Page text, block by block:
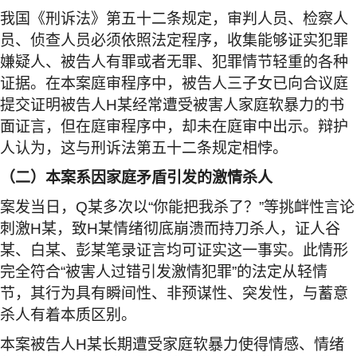
我国《刑诉法》第五十二条规定，审判人员、检察人
员、侦查人员必须依照法定程序，收集能够证实犯罪
嫌疑人、被告人有罪或者无罪、犯罪情节轻重的各种
证据。在本案庭审程序中，被告人三子女已向合议庭
提交证明被告人H某经常遭受被害人家庭软暴力的书
面证言，但在庭审程序中，却未在庭审中出示。辩护
人认为，这与刑诉法第五十二条规定相悖。
（二）本案系因家庭矛盾引发的激情杀人
案发当日， Q某多次以“你能把我杀了？ ”等挑衅性言论
刺激H某，致H某情绪彻底崩溃而持刀杀人，证人谷
某、白某、彭某笔录证言均可证实这一事实。此情形
完全符合“被害人过错引发激情犯罪”的法定从轻情
节，其行为具有瞬间性、非预谋性、突发性，与蓄意
杀人有着本质区别。
本案被告人H某长期遭受家庭软暴力使得情感、情绪